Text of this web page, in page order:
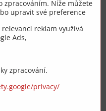
zpracováním. Níže můžete
upravit své preference
reklam využívá
Ads,
zpracování.
privacy/